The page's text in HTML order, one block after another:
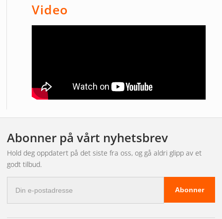
Video
Abonner på vårt nyhetsbrev
Hold deg oppdatert på det siste fra oss, og gå aldri glipp av et
godt tilbud.
postadresse
Abonner